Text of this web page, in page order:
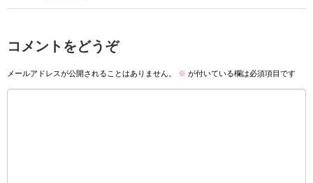
コメントをどうぞ
メールアドレスが公開されることはありません。 ※ が付いている欄は必須項目です